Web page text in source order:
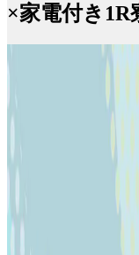
×家電付き